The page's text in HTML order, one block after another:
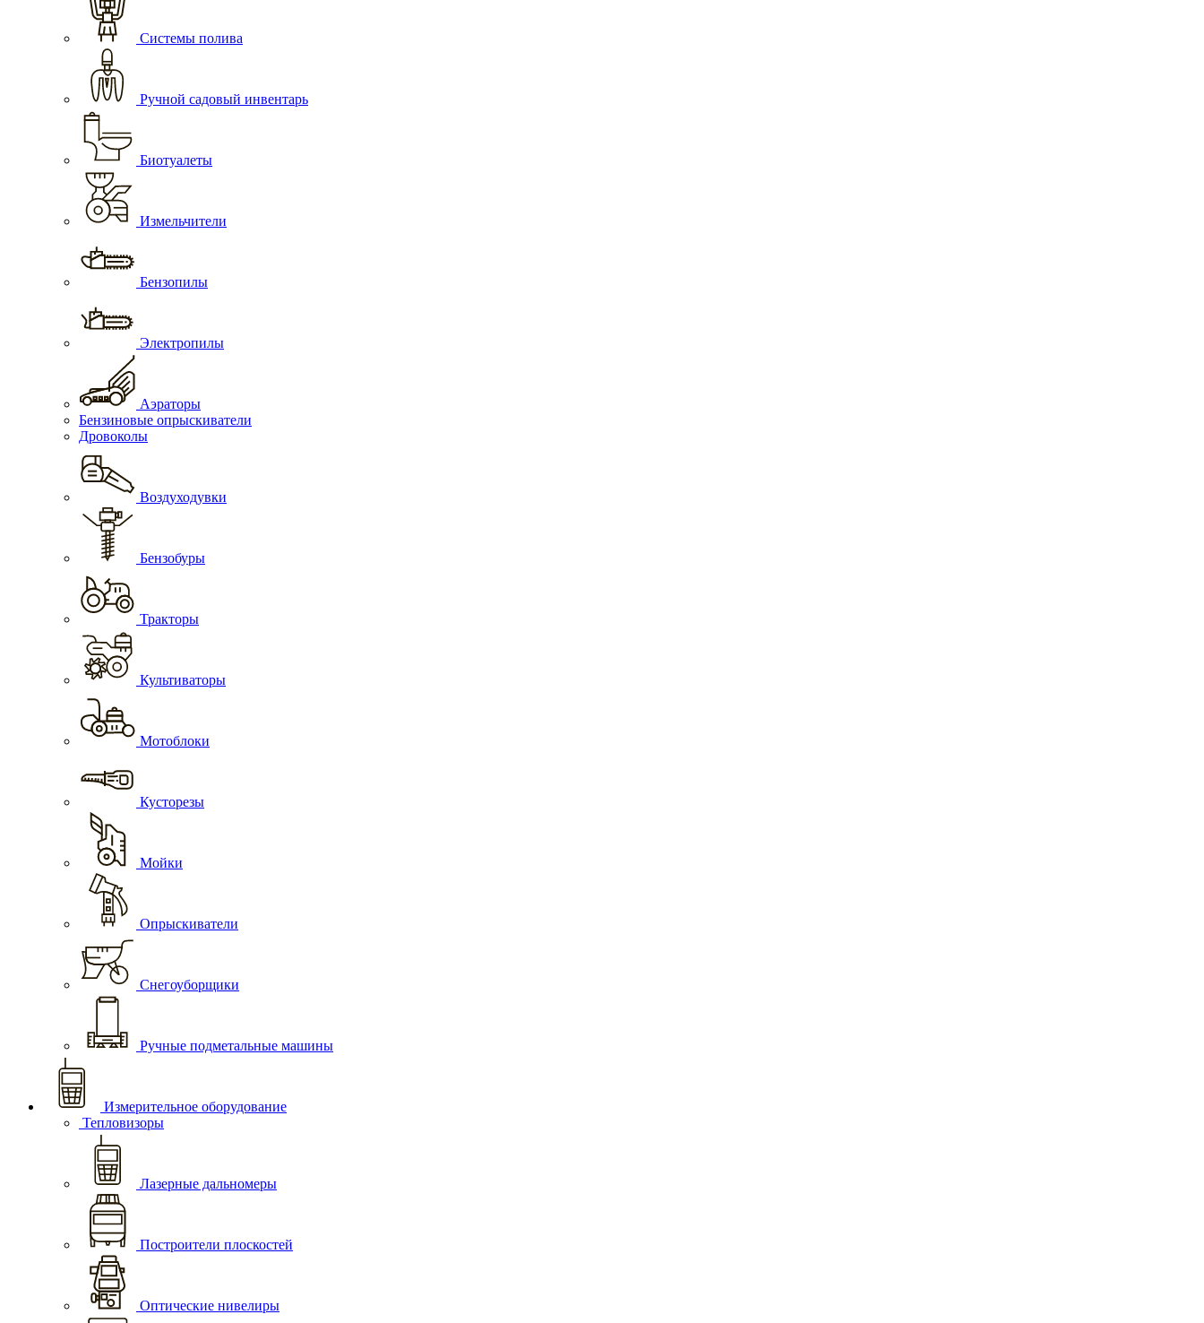
Системы полива
Ручной садовый инвентарь
Биотуалеты
Измельчители
Бензопилы
Электропилы
Аэраторы
Бензиновые опрыскиватели
Дровоколы
Воздуходувки
Бензобуры
Тракторы
Культиваторы
Мотоблоки
Кусторезы
Мойки
Опрыскиватели
Снегоуборщики
Ручные подметальные машины
Измерительное оборудование
Тепловизоры
Лазерные дальномеры
Построители плоскостей
Оптические нивелиры